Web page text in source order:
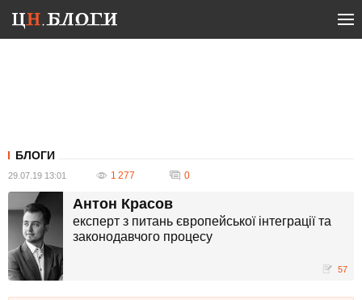
БЛОГИ
29.07.19 13:01 1 277 0
Антон Красов
експерт з питань європейської інтеграції та
законодавчого процесу
57